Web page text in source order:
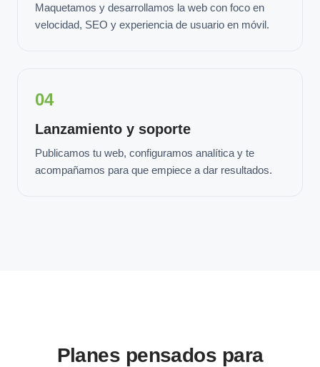
Maquetamos y desarrollamos la web con foco en
velocidad, SEO y experiencia de usuario en móvil.
04
Lanzamiento y soporte
Publicamos tu web, configuramos analítica y te
acompañamos para que empiece a dar resultados.
Planes pensados para